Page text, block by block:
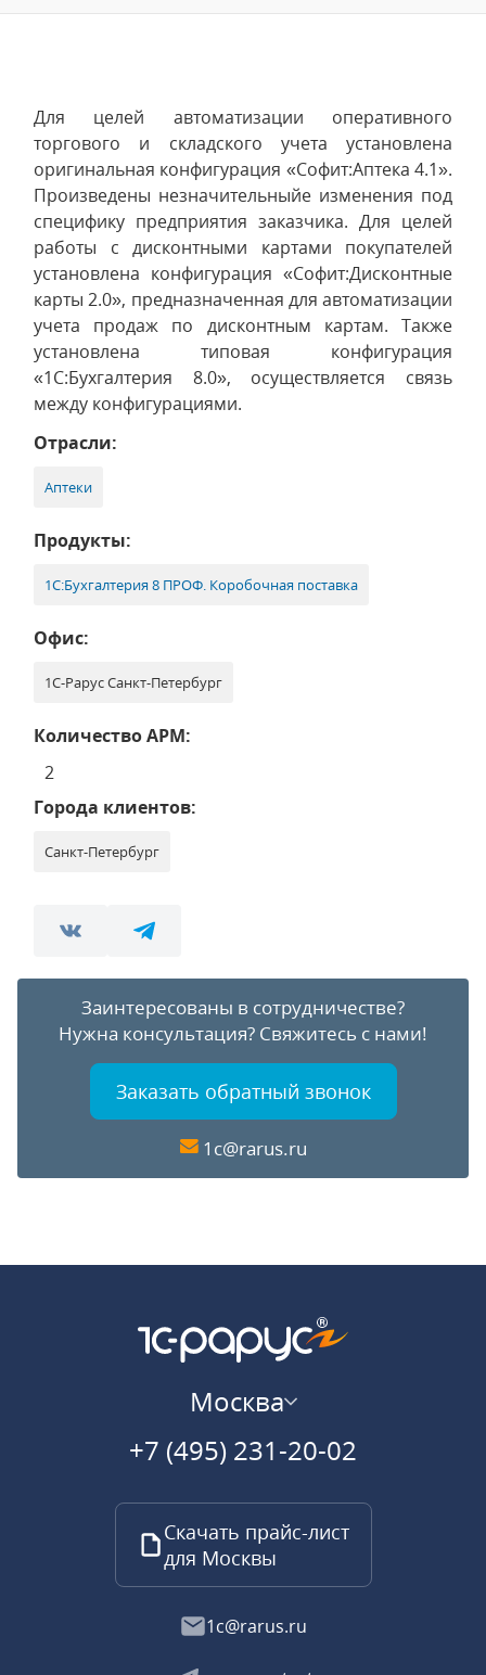
Для целей автоматизации оперативного
торгового и складского учета установлена
оригинальная конфигурация «Софит:Аптека 4.1».
Произведены незначительныйе изменения под
специфику предприятия заказчика. Для целей
работы с дисконтными картами покупателей
установлена конфигурация «Софит:Дисконтные
карты 2.0», предназначенная для автоматизации
учета продаж по дисконтным картам. Также
установлена типовая конфигурация
«1С:Бухгалтерия 8.0», осуществляется связь
между конфигурациями.
Отрасли:
Аптеки
Продукты:
1С:Бухгалтерия 8 ПРОФ. Коробочная поставка
Офис:
1С-Рарус Санкт-Петербург
Количество АРМ:
2
Города клиентов:
Санкт-Петербург
Заинтересованы в сотрудничестве?
Нужна консультация? Свяжитесь с нами!
Заказать обратный звонок
1c@rarus.ru
Москва
+7 (495) 231-20-02
Скачать прайс-лист
для Москвы
1c@rarus.ru